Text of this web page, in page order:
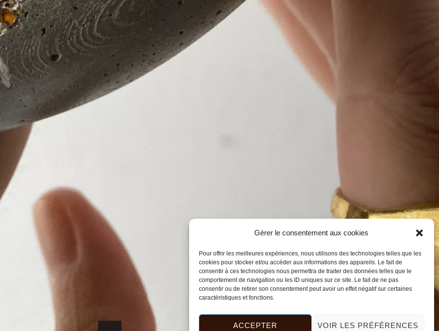
Gérer le consentement aux cookies
Pour offrir les meilleures expériences, nous utilisons des technologies telles que les
cookies pour stocker et/ou accéder aux informations des appareils. Le fait de
consentir à ces technologies nous permettra de traiter des données telles que le
comportement de navigation ou les ID uniques sur ce site. Le fait de ne pas
consentir ou de retirer son consentement peut avoir un effet négatif sur certaines
caractéristiques et fonctions.
ACCEPTER VOIR LES PRÉFÉRENCES